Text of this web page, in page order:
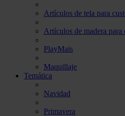
Artículos de tela para
Artículos de madera para
PlayMais
Maquillaje
Temática
Navidad
Primavera